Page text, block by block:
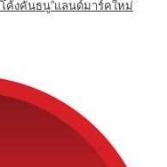
ค้งคันธนู”แลนด์มาร์คใหม่